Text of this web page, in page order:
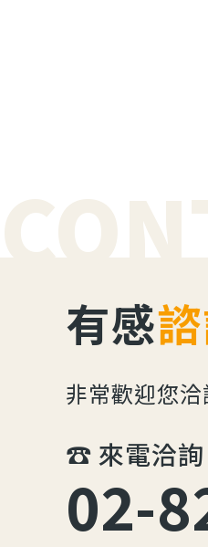
有感
非常歡迎您
☎︎ 來電洽詢
02-